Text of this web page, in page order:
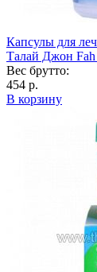
Капсулы для
Талай Джон Fah
Вес брутто:
454 р.
В корзину